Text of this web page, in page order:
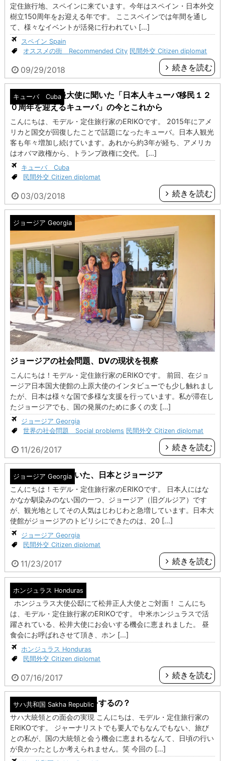
定住旅行地、スペインに来ています。今年はスペイン・日本外交
樹立150周年をお迎える年です。 ここスペインでは年間を通し
て、様々なイベントが活発に行われてい […]
スペイン Spain
オススメの街 Recommended City 民間外交 Citizen diplomat
09/29/2018 続きを読む
キューバ Cuba
在キューバ渡邉大使に聞いた「日本人キューバ移民１２
０周年を迎えるキューバ」の今とこれから
こんにちは、モデル・定住旅行家のERIKOです。 2015年にアメ
リカと国交が回復したことで話題になったキューバ。日本人観光
客も年々増加し続けています。あれから約3年が経ち、アメリカ
はオバマ政権から、トランプ政権に交代。 […]
キューバ Cuba
民間外交 Citizen diplomat
03/03/2018 続きを読む
ジョージア Georgia
ジョージアの社会問題、DVの現状を視察
こんにちは！モデル・定住旅行家のERIKOです。 前回、在ジョ
ージア日本国大使館の上原大使のインタビューでも少し触れまし
たが、日本は様々な国で多様な支援を行っています。私が滞在し
たジョージアでも、国の発展のために多くの支 […]
ジョージア Georgia
世界の社会問題 Social problems 民間外交 Citizen diplomat
11/26/2017 続きを読む
ジョージア Georgia
上原忠春大使に聞いた、日本とジョージア
こんにちは！モデル・定住旅行家のERIKOです。 日本人にはな
かなか馴染みのない国の一つ、ジョージア（旧グルジア）です
が、観光地としてその人気はじわじわと急増しています。日本大
使館がジョージアのトビリシにできたのは、20 […]
ジョージア Georgia
民間外交 Citizen diplomat
11/23/2017 続きを読む
ホンジュラス Honduras
大使公邸昼食会
ホンジュラス大使公邸にて松井正人大使とご対面！ こんにち
は、モデル・定住旅行家のERIKOです。 中米ホンジュラスで活
躍されている、松井大使にお会いする機会に恵まれました。 昼
食会にお呼ばれさせて頂き、ホン […]
ホンジュラス Honduras
民間外交 Citizen diplomat
07/16/2017 続きを読む
サハ共和国 Sakha Republic
大統領との面会って何をするの？
サハ大統領との面会の実現 こんにちは、モデル・定住旅行家の
ERIKOです。 ジャーナリストでも要人でもなんでもない、旅び
との私が、国の大統領と会う機会に恵まれるなんて、日頃の行い
が良かったとしか考えられません。笑 今回の […]